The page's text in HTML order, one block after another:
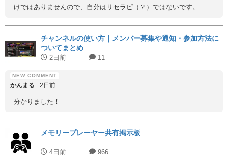
けではありませんので、自分はリセラピ（？）ではないです。
チャンネルの使い方｜メンバー募集や通知・参加方法に
ついてまとめ
2日前 11
かんまる 2日前
分かりました！
メモリープレーヤー共有掲示板
4日前 966